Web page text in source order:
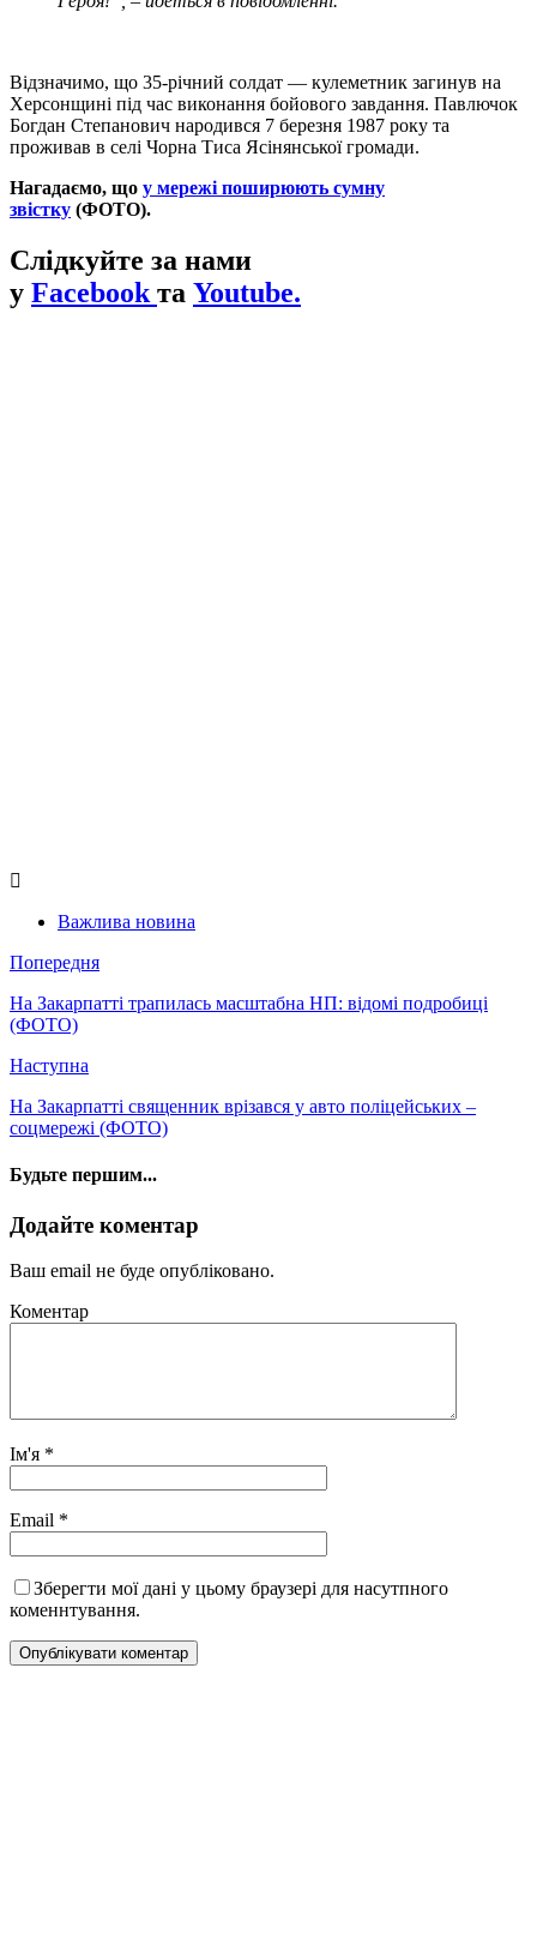
Відзначимо, що 35-річний солдат — кулеметник загинув на
Херсонщині під час виконання бойового завдання. Павлючок
Богдан Степанович народився 7 березня 1987 року та
проживав в селі Чорна Тиса Ясінянської громади.
Нагадаємо, що у мережі поширюють сумну
звістку (ФОТО).
Слідкуйте за нами
у Facebook та Youtube.
Важлива новина
Попередня
На Закарпатті трапилась масштабна НП: відомі подробиці
(ФОТО)
Наступна
На Закарпатті священник врізався у авто поліцейських –
соцмережі (ФОТО)
Будьте першим...
Додайте коментар
Ваш email не буде опубліковано.
Коментар
Ім'я *
Email *
Зберегти мої дані у цьому браузері для насутпного
коменнтування.